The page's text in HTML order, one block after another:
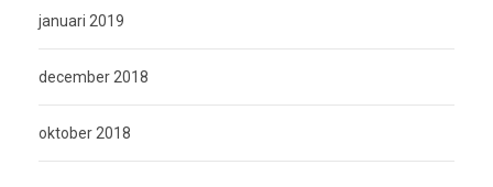
januari 2019
december 2018
oktober 2018